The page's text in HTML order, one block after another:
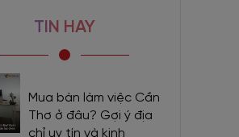
TIN HAY
Mua bàn làm việc Cần
Thơ ở đâu? Gợi ý địa
chỉ uy tín và kinh